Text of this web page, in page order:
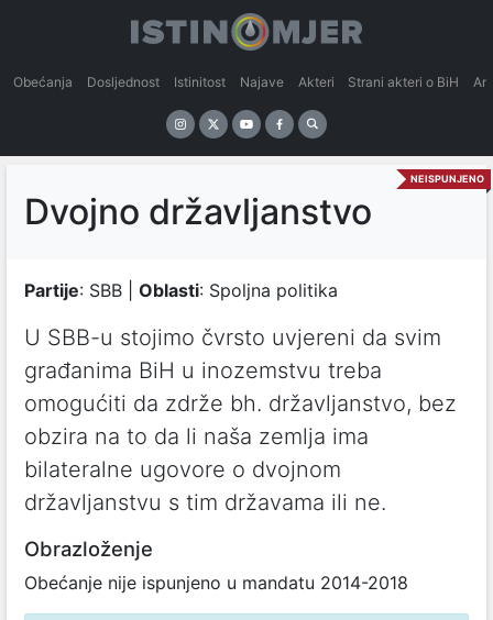
Obećanja Dosljednost Istinitost Najave Akteri Strani akteri o BiH
NEISPUNJENO
Dvojno državljanstvo
Partije: SBB | Oblasti: Spoljna politika
U SBB-u stojimo čvrsto uvjereni da svim
građanima BiH u inozemstvu treba
omogućiti da zdrže bh. državljanstvo, bez
obzira na to da li naša zemlja ima
bilateralne ugovore o dvojnom
državljanstvu s tim državama ili ne.
Obrazloženje
Obećanje nije ispunjeno u mandatu 2014-2018